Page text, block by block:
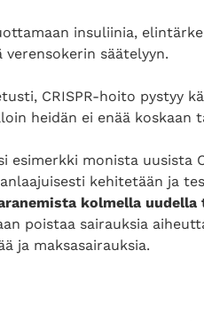
insuliinia,
säätelyyn.
CRISPR-hoito pystyy
heidän ei enää koskaan
esimerkki monista uusista
kehitetään ja
kolmella uudella
poistaa sairauksia
ja maksasairauksia.